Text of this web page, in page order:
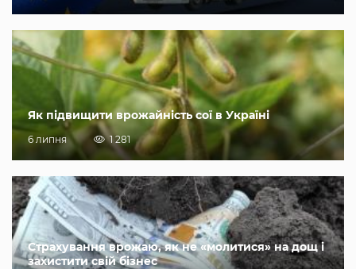
Як підвищити врожайність сої в Україні
6 липня 1 281
Страхування врожаю, як не «молитися» на дощ і
захистити свій бізнес